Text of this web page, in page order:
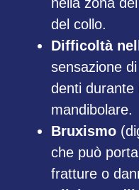
del collo.
Difficoltà
sensazione
denti durante
mandibolare.
Bruxismo
che può
fratture o